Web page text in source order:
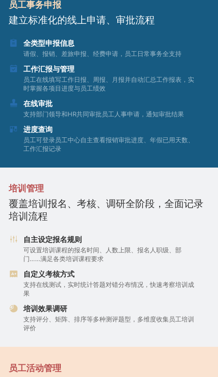
员工事务申报
建立标准化的线上申请、审批流程
全类型申报信息
请假、报销、差旅申报、经费申请，员工日常事务全支持
工作汇报与管理
员工在线填写工作日报、周报、月报并自动汇总工作报表，实
时掌握各项目进度与员工绩效
在线审批
支持部门领导和HR共同审批员工人事申请，通知审批结果
进度查询
员工可登录员工中心自主查看报销审批进度、年假已用天数、
工作汇报记录
培训管理
覆盖培训报名、考核、调研全阶段，全面记录
培训流程
自主设定报名规则
可设置培训课程的报名时间、人数上限、报名人职级、部
门……满足各类培训课程要求
自定义考核方式
支持在线测试，实时统计答题对错分布情况，快速考察培训成
果
培训效果调研
支持评分、矩阵、排序等多种测评题型，多维度收集员工培训
评价
员工活动管理